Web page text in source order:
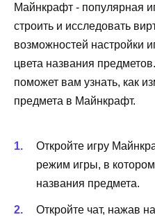
Майнкрафт - популярная
строить и исследовать
возможностей настройки
цвета названия
поможет вам узнать, как
предмета в Майнкрафт.
Откройте игру
режим игры, в
названия предмета.
Откройте чат, нажав